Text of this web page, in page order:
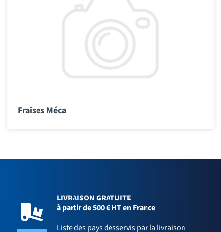
Fraises Méca
LIVRAISON GRATUITE
à partir de 500 € HT en France
Liste des pays desservis par la livraison